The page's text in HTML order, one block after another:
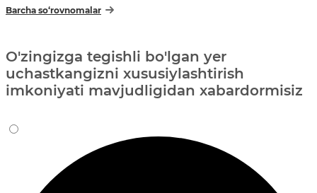
Barcha so‘rovnomalar
O'zingizga tegishli bo'lgan yer
uchastkangizni xususiylashtirish
imkoniyati mavjudligidan xabardormisiz